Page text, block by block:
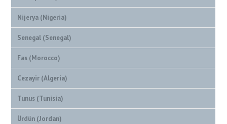
Nijerya (Nigeria)
Senegal (Senegal)
Fas (Morocco)
Cezayir (Algeria)
Tunus (Tunisia)
Ürdün (Jordan)